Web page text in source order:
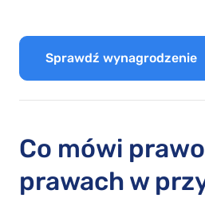
Sprawdź wynagrodzenie
Co mówi
prawach w